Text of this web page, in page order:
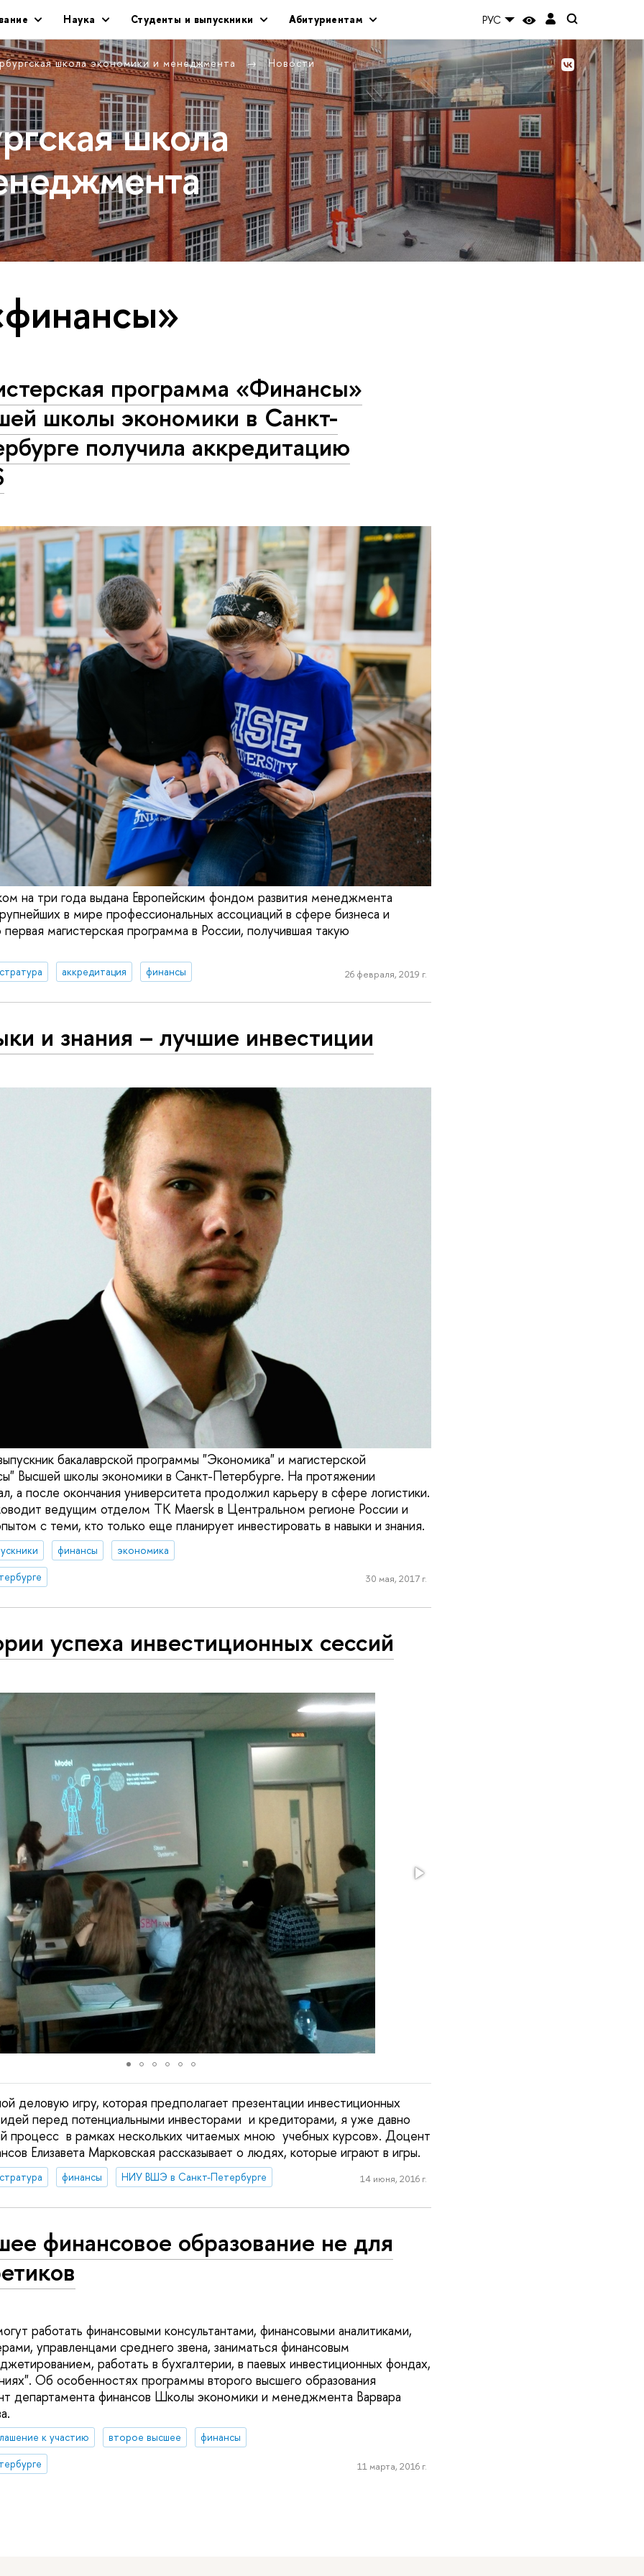
Наука Студенты и выпускники Абитуриентам РУС
школа экономики и менеджмента Новости
школа
программа «Финансы»
школы экономики в Санкт-
получила аккредитацию
на три года выдана Европейским фондом развития менеджмента
в мире профессиональных ассоциаций в сфере бизнеса и
магистерская программа в России, получившая такую
аккредитация финансы 26 февраля, 2019 г.
и знания – лучшие инвестиции
бакалаврской программы "Экономика" и магистерской
Высшей школы экономики в Санкт-Петербурге. На протяжении
а после окончания университета продолжил карьеру в сфере логистики.
ведущим отделом ТК Maersk в Центральном регионе России и
с теми, кто только еще планирует инвестировать в навыки и знания.
финансы
экономика
30 мая, 2017 г.
успеха инвестиционных сессий
деловую игру, которая предполагает презентации инвестиционных
перед потенциальными инвесторами и кредиторами, я уже давно
процесс в рамках нескольких читаемых мною учебных курсов». Доцент
Елизавета Марковская рассказывает о людях, которые играют в игры.
финансы НИУ ВШЭ в Санкт-Петербурге 14 июня, 2016 г.
финансовое образование не для
работать финансовыми консультантами, финансовыми аналитиками,
управленцами среднего звена, заниматься финансовым
работать в бухгалтерии, в паевых инвестиционных фондах,
Об особенностях программы второго высшего образования
департамента финансов Школы экономики и менеджмента Варвара
к участию второе высшее
финансы
11 марта, 2016 г.